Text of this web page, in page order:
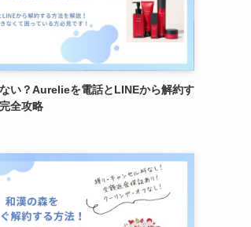
い？Aurelieを電話とLINEから解約す
全攻略